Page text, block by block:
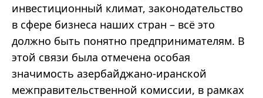
инвестиционный климат, законодательство
в сфере бизнеса наших стран – всё это
должно быть понятно предпринимателям. В
этой связи была отмечена особая
значимость азербайджано-иранской
межправительственной комиссии, в рамках